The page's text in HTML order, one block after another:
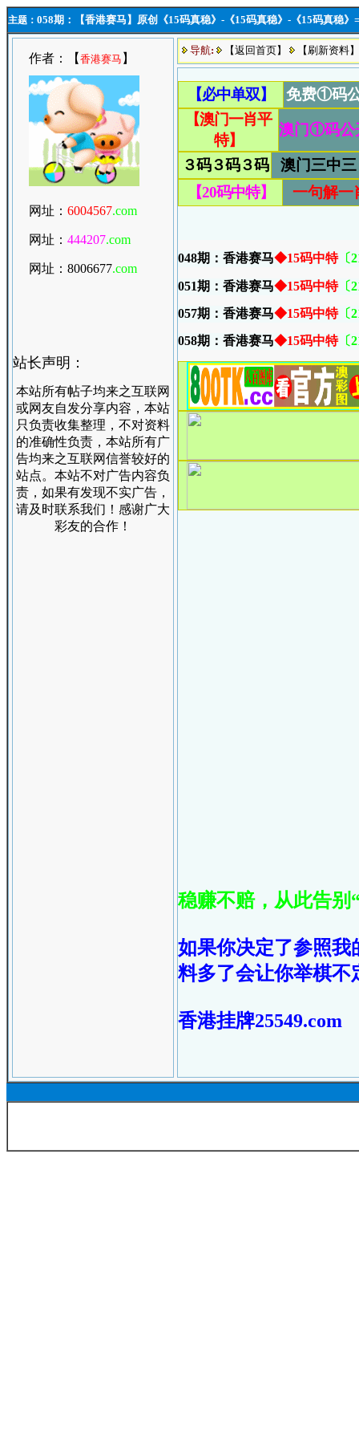
主题： 058期：【香港赛马】原创《15码真稳》-《15码真稳》-《15码真稳
作者：【香港赛马 】
网址：6004567.com
网址：444207.com
网址：8006677.com
站长声明：
本站所有帖子均来之互联网
或网友自发分享内容，本站
只负责收集整理，不对资料
的准确性负责，本站所有广
告均来之互联网信誉较好的
站点。本站不对广告内容负
责，如果有发现不实广告，
请及时联系我们！感谢广大
彩友的合作！
导航: 【返回首页】 【刷新资料】
048期： 香港赛马◆15码中特〔
051期： 香港赛马◆15码中特〔
057期： 香港赛马◆15码中特〔
058期： 香港赛马◆15码中特〔
稳赚不赔，从此告别
如果你决定了参照我
料多了会让你举棋不
香港挂牌25549.com